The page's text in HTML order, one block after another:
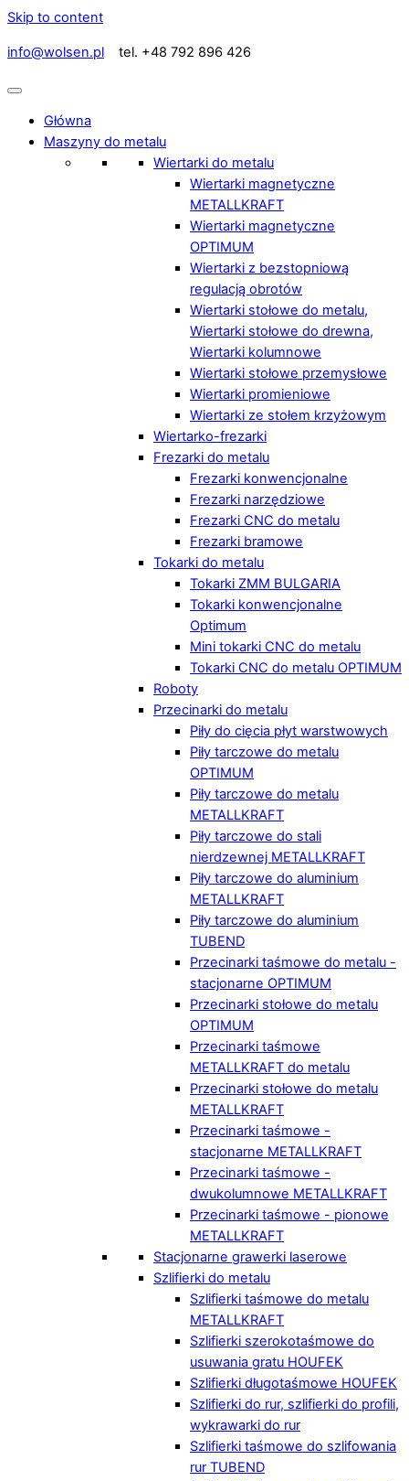
Skip to content
info@wolsen.pl tel. +48 792 896 426
Główna
Maszyny do metalu
Wiertarki do metalu
Wiertarki magnetyczne
METALLKRAFT
Wiertarki magnetyczne
OPTIMUM
Wiertarki z bezstopniową
regulacją obrotów
Wiertarki stołowe do metalu,
Wiertarki stołowe do drewna,
Wiertarki kolumnowe
Wiertarki stołowe przemysłowe
Wiertarki promieniowe
Wiertarki ze stołem krzyżowym
Wiertarko-frezarki
Frezarki do metalu
Frezarki konwencjonalne
Frezarki narzędziowe
Frezarki CNC do metalu
Frezarki bramowe
Tokarki do metalu
Tokarki ZMM BULGARIA
Tokarki konwencjonalne
Optimum
Mini tokarki CNC do metalu
Tokarki CNC do metalu OPTIMUM
Roboty
Przecinarki do metalu
Piły do cięcia płyt warstwowych
Piły tarczowe do metalu
OPTIMUM
Piły tarczowe do metalu
METALLKRAFT
Piły tarczowe do stali
nierdzewnej METALLKRAFT
Piły tarczowe do aluminium
METALLKRAFT
Piły tarczowe do aluminium
TUBEND
Przecinarki taśmowe do metalu -
stacjonarne OPTIMUM
Przecinarki stołowe do metalu
OPTIMUM
Przecinarki taśmowe
METALLKRAFT do metalu
Przecinarki stołowe do metalu
METALLKRAFT
Przecinarki taśmowe -
stacjonarne METALLKRAFT
Przecinarki taśmowe -
dwukolumnowe METALLKRAFT
Przecinarki taśmowe - pionowe
METALLKRAFT
Stacjonarne grawerki laserowe
Szlifierki do metalu
Szlifierki taśmowe do metalu
METALLKRAFT
Szlifierki szerokotaśmowe do
usuwania gratu HOUFEK
Szlifierki długotaśmowe HOUFEK
Szlifierki do rur, szlifierki do profili,
wykrawarki do rur
Szlifierki taśmowe do szlifowania
rur TUBEND